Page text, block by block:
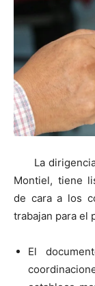
La
Montiel, tiene
de cara a los
trabajan para el
El